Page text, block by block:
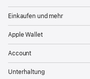
Einkaufen und mehr
Apple Wallet
Account
Unterhaltung